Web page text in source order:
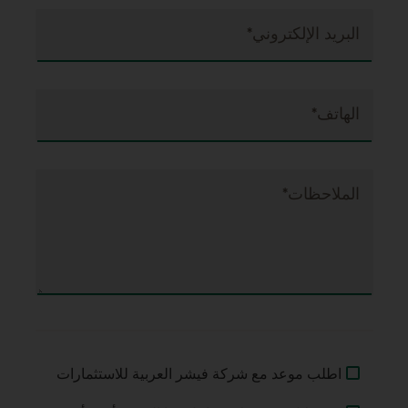
البريد الإلكتروني*
الهاتف*
الملاحظات*
اطلب موعد مع شركة فيشر العربية للاستثمارات